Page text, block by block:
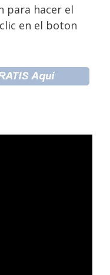
para hacer el
en el boton